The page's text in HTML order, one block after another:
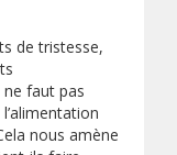
de tristesse,
faut pas
nous amène